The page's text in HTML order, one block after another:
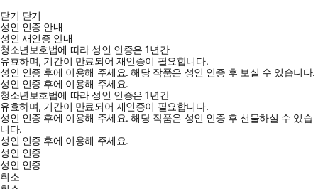
닫기 닫기
성인 인증 안내
성인 재인증 안내
청소년보호법에 따라 성인 인증은 1년간
유효하며, 기간이 만료되어 재인증이 필요합니다.
성인 인증 후에 이용해 주세요.해당 작품은 성인 인증 후 보실 수 있습니다.
성인 인증 후에 이용해 주세요.
청소년보호법에 따라 성인 인증은 1년간
유효하며, 기간이 만료되어 재인증이 필요합니다.
성인 인증 후에 이용해 주세요.해당 작품은 성인 인증 후 선물하실 수 있습
니다.
성인 인증 후에 이용해 주세요.
성인 인증
성인 인증
취소